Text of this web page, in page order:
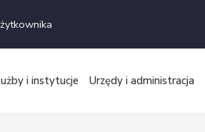
i instytucje Urzędy i administracja